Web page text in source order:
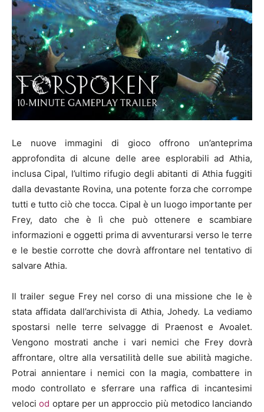
Le nuove immagini di gioco offrono un’anteprima
approfondita di alcune delle aree esplorabili ad Athia,
inclusa Cipal, l’ultimo rifugio degli abitanti di Athia fuggiti
dalla devastante Rovina, una potente forza che corrompe
tutti e tutto ciò che tocca. Cipal è un luogo importante per
Frey, dato che è lì che può ottenere e scambiare
informazioni e oggetti prima di avventurarsi verso le terre
e le bestie corrotte che dovrà affrontare nel tentativo di
salvare Athia.
Il trailer segue Frey nel corso di una missione che le è
stata affidata dall’archivista di Athia, Johedy. La vediamo
spostarsi nelle terre selvagge di Praenost e Avoalet.
Vengono mostrati anche i vari nemici che Frey dovrà
affrontare, oltre alla versatilità delle sue abilità magiche.
Potrai annientare i nemici con la magia, combattere in
modo controllato e sferrare una raffica di incantesimi
velociod optare per un approccio più metodico lanciando